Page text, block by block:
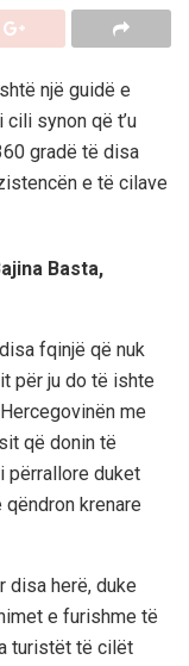
një guidë e
cili synon që t’u
gradë të disa
e të cilave
Basta,
fqinjë që nuk
për ju do të ishte
me
që donin të
përrallore duket
krenare
disa herë, duke
e furishme të
turistët të cilët